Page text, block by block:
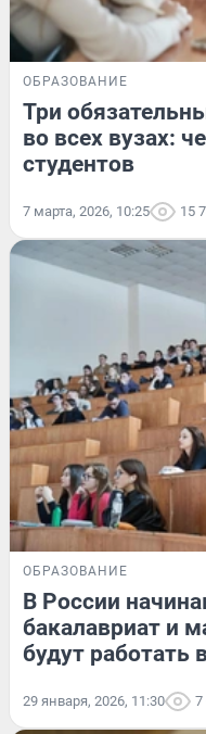
ОБРАЗОВАНИЕ
Три
во всех вузах:
студентов
7 марта, 2026, 10:25 15
ОБРАЗОВАНИЕ
В России
бакалавриат и
будут работать
29 января, 2026, 11:30 7